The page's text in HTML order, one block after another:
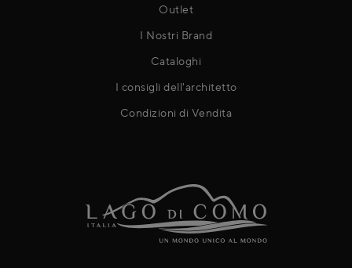
Outlet
I Nostri Brand
Cataloghi
I consigli dell'architetto
Condizioni di Vendita